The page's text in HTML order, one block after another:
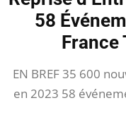
58
France
EN BREF 35 600
en 2023 58